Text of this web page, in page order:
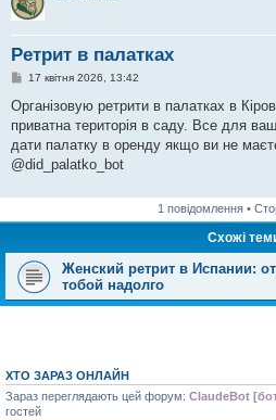
Ретрит в палатках
П
в
і
д
о
л
я
17 квітня 2026, 13:42
Організовую ретрити в палатках в
приватна територія в саду. Все для
дати палатку в оренду якщо ви не
@did_palatko_bot
1 повідомлення •
Схожі
Женский ретрит в Испании:
тобой надолго
ХТО ЗАРАЗ ОНЛАЙН
Зараз переглядають цей форум: ClaudeBot
гостей